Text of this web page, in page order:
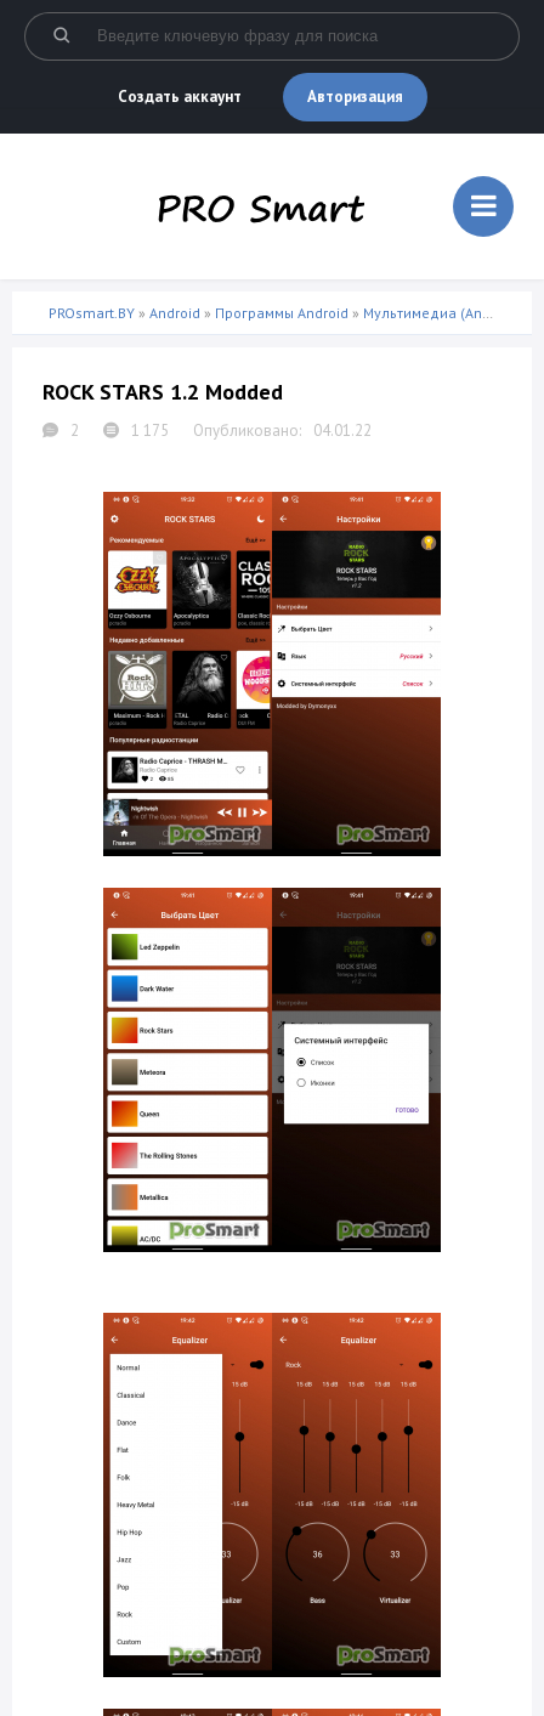
Создать аккаунт Авторизация
PROsmart.BY » Android » Программы Android » Мультимедиа (Android)
ROCK STARS 1.2 Modded
04.01.22
2 1 175